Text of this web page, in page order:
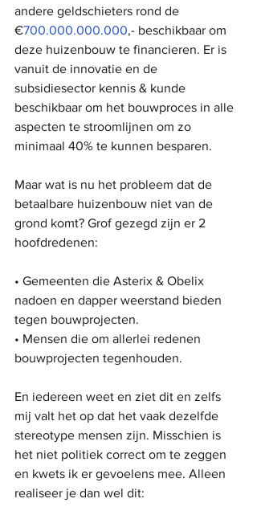
andere geldschieters rond de
€700.000.000.000,- beschikbaar om
deze huizenbouw te financieren. Er is
vanuit de innovatie en de
subsidiesector kennis & kunde
beschikbaar om het bouwproces in alle
aspecten te stroomlijnen om zo
minimaal 40% te kunnen besparen.
Maar wat is nu het probleem dat de
betaalbare huizenbouw niet van de
grond komt? Grof gezegd zijn er 2
hoofdredenen:
• Gemeenten die Asterix & Obelix
nadoen en dapper weerstand bieden
tegen bouwprojecten.
• Mensen die om allerlei redenen
bouwprojecten tegenhouden.
En iedereen weet en ziet dit en zelfs
mij valt het op dat het vaak dezelfde
stereotype mensen zijn. Misschien is
het niet politiek correct om te zeggen
en kwets ik er gevoelens mee. Alleen
realiseer je dan wel dit: